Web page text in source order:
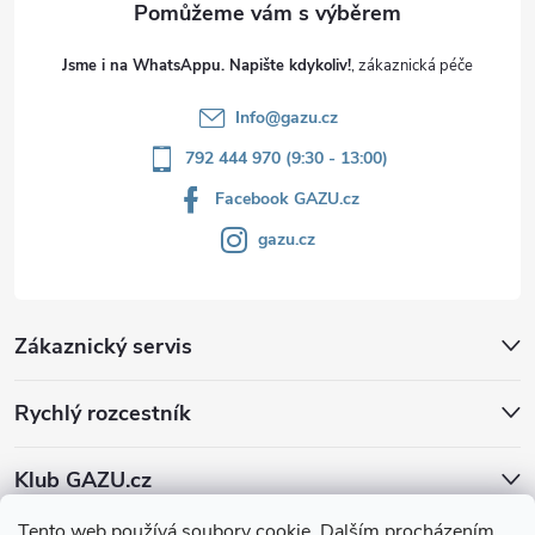
Jsme i na WhatsAppu. Napište kdykoliv!
Info@gazu.cz
792 444 970 (9:30 - 13:00)
Facebook GAZU.cz
gazu.cz
Zákaznický servis
Rychlý rozcestník
Klub GAZU.cz